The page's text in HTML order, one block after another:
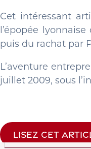
Cet intéressant
l’épopée
puis du rachat par
L’aventure
juillet 2009, sous
LISEZ CET